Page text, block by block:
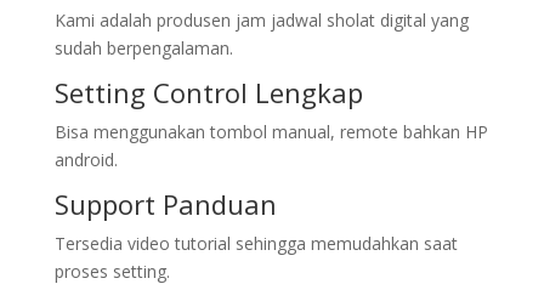
Kami adalah produsen jam jadwal sholat digital yang
sudah berpengalaman.
Setting Control Lengkap
Bisa menggunakan tombol manual, remote bahkan HP
android.
Support Panduan
Tersedia video tutorial sehingga memudahkan saat
proses setting.